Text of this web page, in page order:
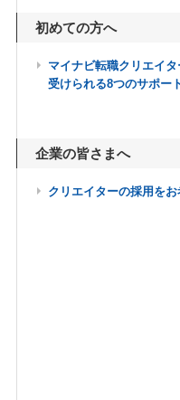
初めての方へ
マイナビ転職クリエイ
受けられる8つのサポー
企業の皆さまへ
クリエイターの採用を